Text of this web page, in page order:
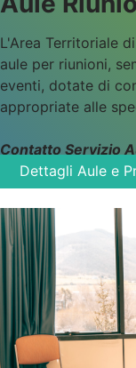
L'Area Territoriale
aule per riunioni,
eventi, dotate di
appropriate alle
Contatto Servizio
Dettagli Aule e